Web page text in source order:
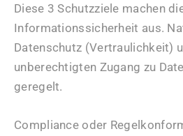
Diese 3 Schutzziele machen
Informationssicherheit aus.
Datenschutz (Vertraulichkeit)
unberechtigten Zugang zu
geregelt.
Compliance oder